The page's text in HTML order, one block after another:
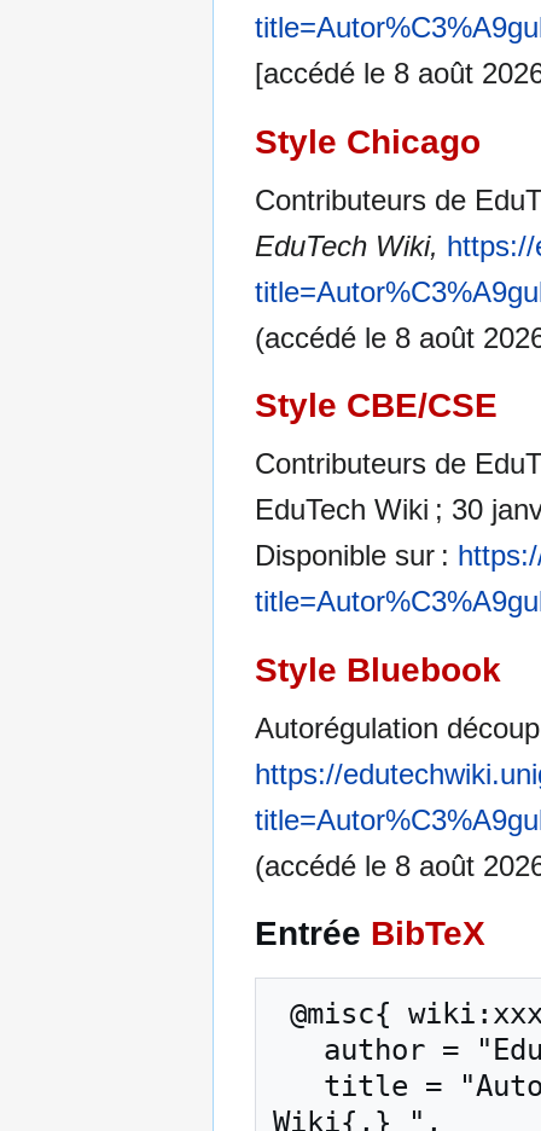
[accédé le 8 août
Style Chicago
Contributeurs de
EduTech Wiki,
(accédé le 8 août
Style CBE/CSE
Contributeurs de
EduTech Wiki ; 30
Disponible sur :
Style Bluebook
Autorégulation
https://
(accédé le 8 août
Entrée BibTeX
Wiki{,} ",